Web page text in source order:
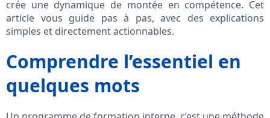
crée une dynamique de montée en compétence. Cet
article vous guide pas à pas, avec des explications
simples et directement actionnables.
Comprendre l’essentiel en
quelques mots